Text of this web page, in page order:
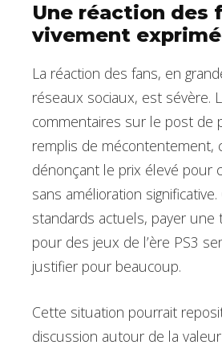
Une réaction des
vivement
La réaction des fans, en
réseaux sociaux, est sévère.
commentaires sur le post de
remplis de mécontentement,
dénonçant le prix élevé pour
sans amélioration
standards actuels, payer une
pour des jeux de l’ère PS3
justifier pour beaucoup.
Cette situation pourrait
discussion autour de la